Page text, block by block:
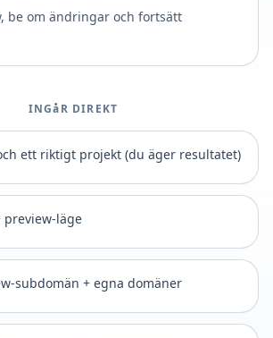
be om ändringar och fortsätt
INGåR DIREKT
ett riktigt projekt (du äger resultatet)
preview-läge
subdomän + egna domäner